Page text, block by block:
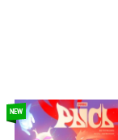
NEW